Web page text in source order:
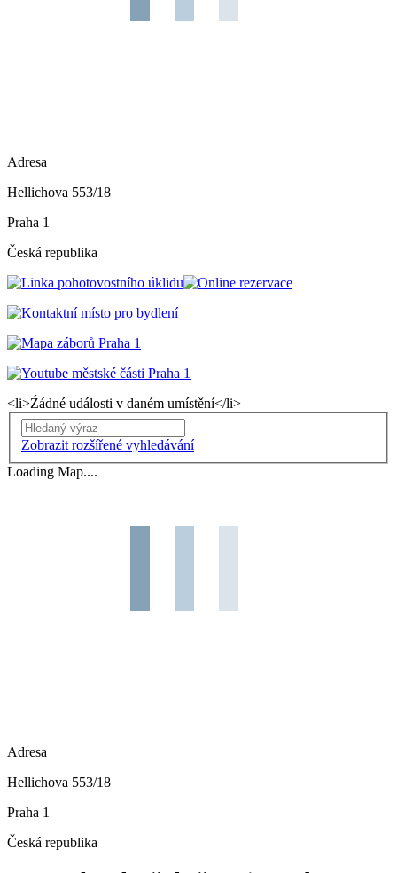
Adresa
Hellichova 553/18
Praha 1
Česká republika
<li>Źádné události v daném umístění</li>
Vyhledání
Zobrazit rozšířené vyhledávání
Loading Map....
Adresa
Hellichova 553/18
Praha 1
Česká republika